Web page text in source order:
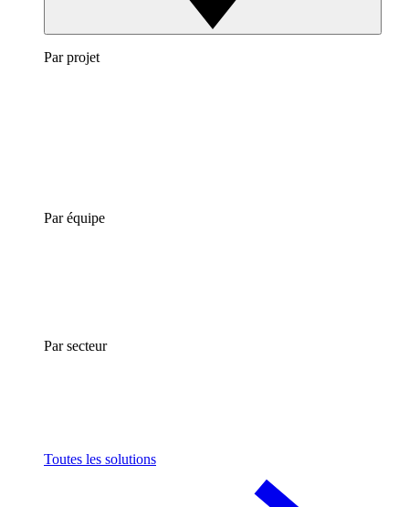
Par projet
Par équipe
Par secteur
Toutes les solutions